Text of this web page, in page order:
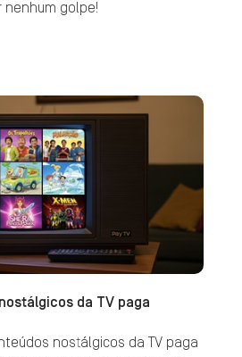
nenhum golpe!
da TV paga
nostálgicos da TV paga